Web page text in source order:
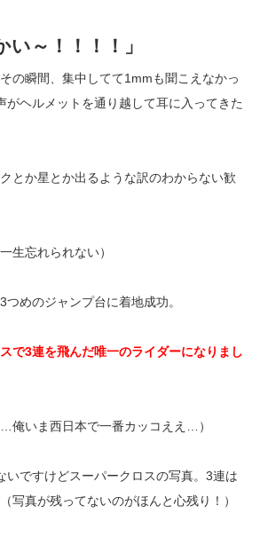
い～！！！！」
の瞬間、集中してて1mmも聞こえなかっ
がヘルメットを通り越して耳に入ってきた
とか星とか出るような訳のわからない歓
生忘れられない）
3つめのジャンプ台に着地成功。
で3連を飛んだ唯一のライダーになりまし
俺いま西日本で一番カッコええ…）
いですけどスーパークロスの写真。3連は
写真が残ってないのがほんと心残り！）